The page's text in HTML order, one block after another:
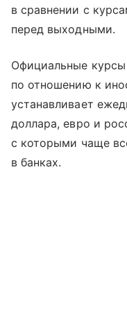
в сравнении с
перед выходными.
Официальные курсы
по отношению к
устанавливает
доллара, евро и
с которыми чаще
в банках.